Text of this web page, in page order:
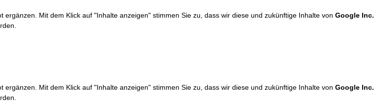
ergänzen. Mit dem Klick auf "Inhalte anzeigen" stimmen Sie zu, dass wir diese und zukünftige Inhalte von Google Inc.
ergänzen. Mit dem Klick auf "Inhalte anzeigen" stimmen Sie zu, dass wir diese und zukünftige Inhalte von Google Inc.